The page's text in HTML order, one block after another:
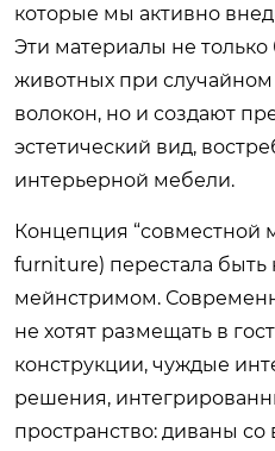
которые мы активно
Эти материалы не
животных при
волокон, но и создают
эстетический вид,
интерьерной мебели.
Концепция “совместной
furniture) перестала быть
мейнстримом.
не хотят размещать в
конструкции, чуждые
решения,
пространство: диваны